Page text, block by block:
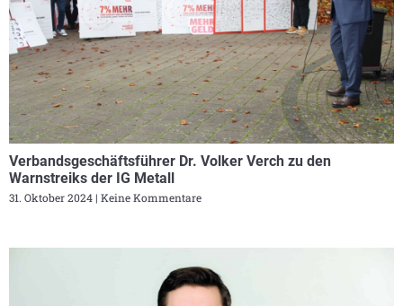
Verbandsgeschäftsführer Dr. Volker Verch zu den
Warnstreiks der IG Metall
31. Oktober 2024 Keine Kommentare